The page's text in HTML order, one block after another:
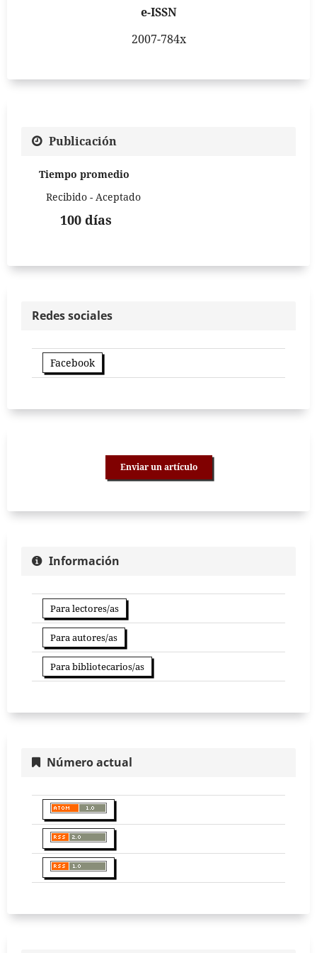
e-ISSN
2007-784x
Publicación
Tiempo promedio
Recibido - Aceptado
100 días
Redes sociales
Facebook
Enviar un artículo
Información
Para lectores/as
Para autores/as
Para bibliotecarios/as
Número actual